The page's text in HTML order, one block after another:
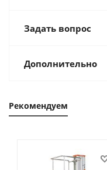
Задать вопрос
Дополнительно
Рекомендуем